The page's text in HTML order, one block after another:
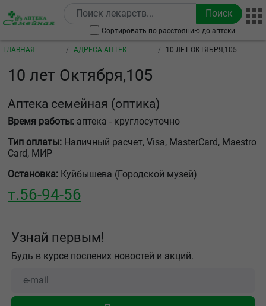
Сортировать по расстоянию до аптеки
Строка навигации
ГЛАВНАЯ АДРЕСА АПТЕК 10 ЛЕТ ОКТЯБРЯ,105
10 лет Октября,105
Аптека семейная (оптика)
Время работы: аптека - круглосуточно
Тип оплаты: Наличный расчет, Visa, MasterCard, Maestro
Card, МИР
Остановка: Куйбышева (Городской музей)
т.56-94-56
Узнай первым!
Будь в курсе послених новостей и акций.